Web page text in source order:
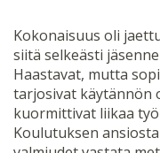
Kokonaisuus oli
siitä selkeästi
Haastavat, mutta
tarjosivat käytännön
kuormittivat liikaa
Koulutuksen